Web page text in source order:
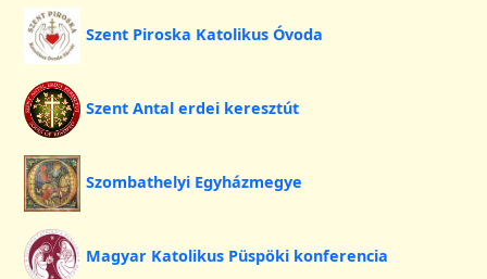
Szent Piroska Katolikus Óvoda
Szent Antal erdei keresztút
Szombathelyi Egyházmegye
Magyar Katolikus Püspöki konferencia